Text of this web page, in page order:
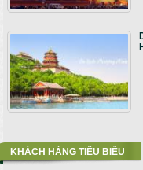
KHÁCH HÀNG TIÊU BIỂU